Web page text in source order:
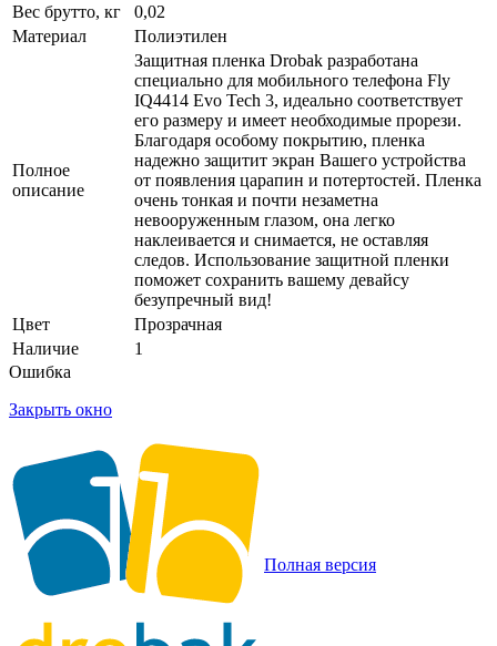
Вес брутто, кг
0,02
Материал
Полиэтилен
Полное
описание
Защитная пленка Drobak разработана
специально для мобильного телефона Fly
IQ4414 Evo Tech 3, идеально соответствует
его размеру и имеет необходимые прорези.
Благодаря особому покрытию, пленка
надежно защитит экран Вашего устройства
от появления царапин и потертостей. Пленка
очень тонкая и почти незаметна
невооруженным глазом, она легко
наклеивается и снимается, не оставляя
следов. Использование защитной пленки
поможет сохранить вашему девайсу
безупречный вид!
Цвет
Прозрачная
Наличие
1
Ошибка
Закрыть окно
Полная версия